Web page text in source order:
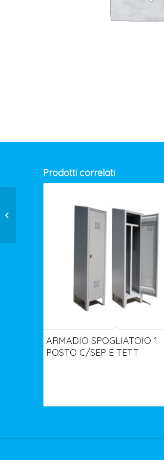
Prodotti correlati
ARMADIO SPOGLIATOIO 1
POSTO C/SEP E TETT